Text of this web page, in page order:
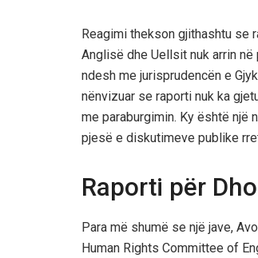
Reagimi thekson gjithashtu
Anglisë dhe Uellsit nuk arrin
ndesh me jurisprudencën e
nënvizuar se raporti nuk ka
me paraburgimin. Ky është një
pjesë e diskutimeve publike
Raporti për
Para më shumë se një jave,
Human Rights Committee of